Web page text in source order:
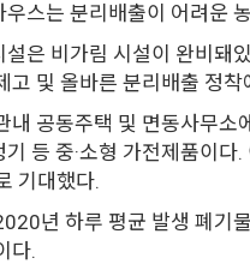
우스는 분리배출이 어려운
설은 비가림 시설이 완비돼
고 및 올바른 분리배출 정
내 공동주택 및 면동사무소
기 등 중·소형 가전제품이
기대했다.
년 하루 평균 발생 폐기
다.